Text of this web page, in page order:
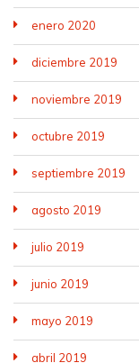
enero 2020
diciembre 2019
noviembre 2019
octubre 2019
septiembre 2019
agosto 2019
julio 2019
junio 2019
mayo 2019
abril 2019